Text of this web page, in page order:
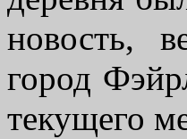
новость,
город
текущего